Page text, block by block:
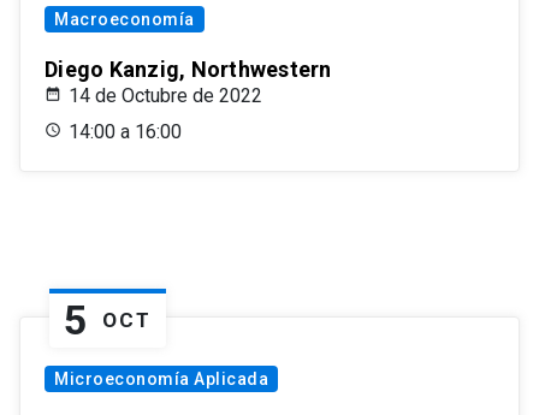
Macroeconomía
Diego Kanzig, Northwestern
14 de Octubre de 2022
14:00 a 16:00
5 OCT
Microeconomía Aplicada